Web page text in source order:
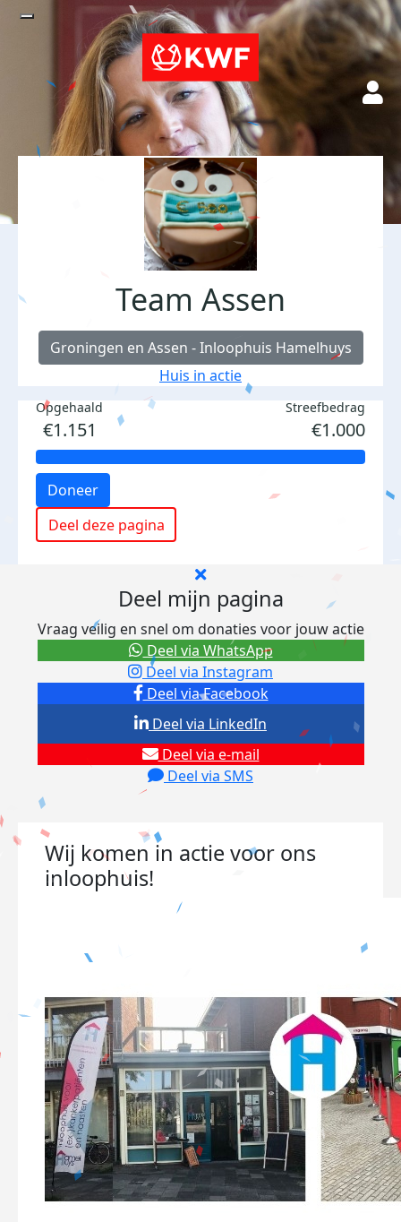
Team Assen
Groningen en Assen - Inloophuis Hamelhuys
Huis in actie
Opgehaald
€1.151
Streefbedrag
€1.000
Doneer
Deel deze pagina
Deel mijn pagina
Vraag veilig en snel om donaties voor jouw actie
Deel via Facebook
Deel via Instagram
Deel via e-mail
Deel via SMS
Deel via LinkedIn
Deel via WhatsApp
Wij komen in actie voor ons
inloophuis!